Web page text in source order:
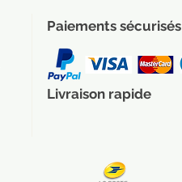
Paiements sécurisés
Livraison rapide